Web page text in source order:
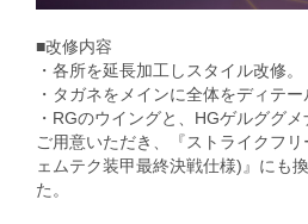
■改修内容
・各所を延長加工しスタイル改修。
・タガネをメインに全体をディテー
・RGのウイングと、HGゲルググ
ご用意いただき、『ストライクフ
ェムテク装甲最終決戦仕様)』にも
た。